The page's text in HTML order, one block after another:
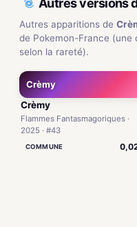
Autres versions
Autres apparitions de
de Pokemon-France
selon la rareté).
Crèmy
Crèmy
Flammes Fantasmagoriques ·
2025 · #43
COMMUNE